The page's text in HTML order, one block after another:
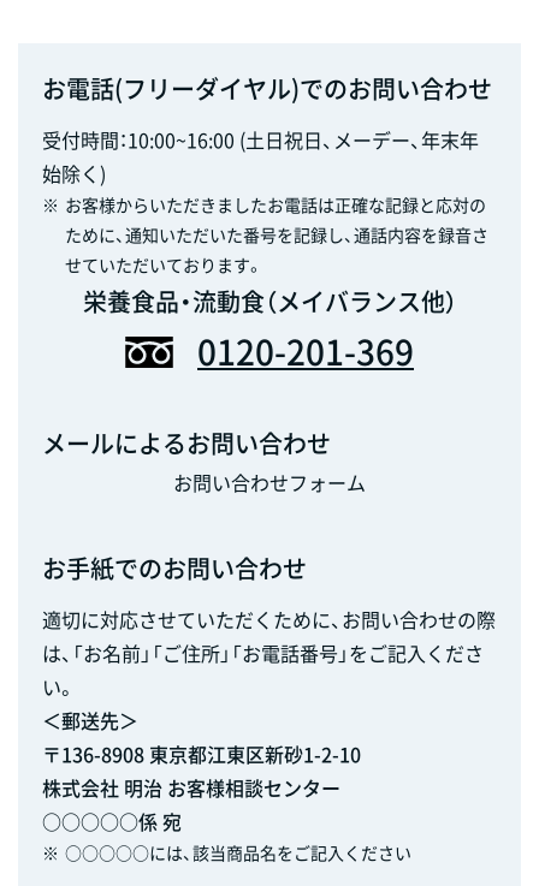
お電話(フリーダイヤル)でのお問い合わせ
受付時間：10:00~16:00 (土日祝日、メーデー、年末年
始除く)
※ お客様からいただきましたお電話は正確な記録と応対の
ために、通知いただいた番号を記録し、通話内容を録音さ
せていただいております。
栄養食品・流動食（メイバランス他）
0120-201-369
メールによるお問い合わせ
お問い合わせフォーム
お手紙でのお問い合わせ
適切に対応させていただくために、お問い合わせの際
は、「お名前」「ご住所」「お電話番号」をご記入くださ
い。
＜郵送先＞
〒136-8908 東京都江東区新砂1-2-10
株式会社 明治 お客様相談センター
○○○○○係 宛
※ ○○○○○には、該当商品名をご記入ください